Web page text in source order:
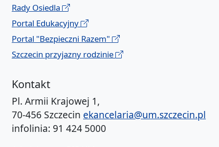
Rady Osiedla
Portal Edukacyjny
Portal "Bezpieczni Razem"
Szczecin przyjazny rodzinie
Kontakt
Pl. Armii Krajowej 1,
70-456 Szczecin ekancelaria@um.szczecin.pl
infolinia: 91 424 5000